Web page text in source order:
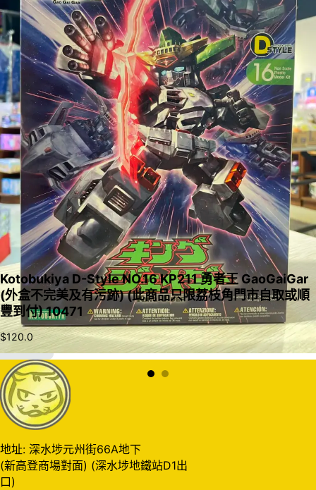
入購物車
Kotobukiya D-Style NO.16 KP211 勇者王 GaoGaiGar
(外盒不完美及有污跡) (此商品只限荔枝角門市自取或順
豐到付) 10471
$120.0
地址: 深水埗元州街66A地下
(新高登商場對面) (深水埗地鐵站D1出
口)